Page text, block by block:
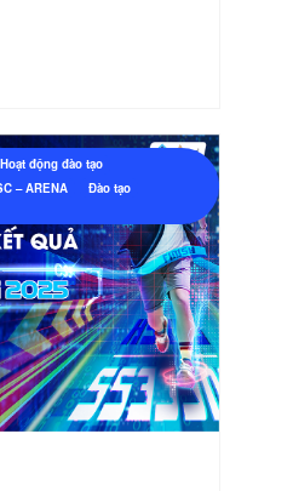
Hoạt động đào tạo
– ARENA
Đào tạo